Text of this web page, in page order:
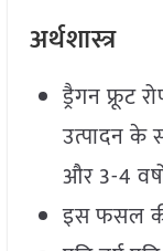
अर्थशास्त्र
ड्रैगन फ्रूट
उत्पादन के
और 3-4
इस फसल की